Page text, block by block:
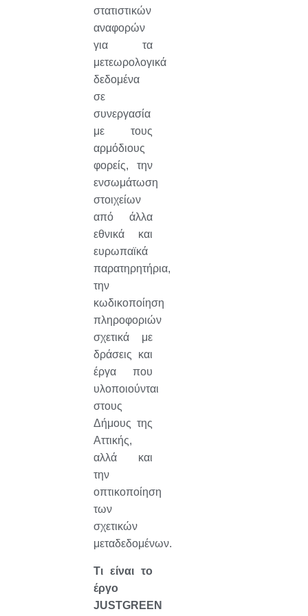
στατιστικών
αναφορών
για τα
μετεωρολογικά
δεδομένα
σε
συνεργασία
με τους
αρμόδιους
φορείς, την
ενσωμάτωση
στοιχείων
από άλλα
εθνικά και
ευρωπαϊκά
παρατηρητήρια,
την
κωδικοποίηση
πληροφοριών
σχετικά με
δράσεις και
έργα που
υλοποιούνται
στους
Δήμους της
Αττικής,
αλλά και
την
οπτικοποίηση
των
σχετικών
μεταδεδομένων.
Τι είναι το
έργο
JUSTGREEN